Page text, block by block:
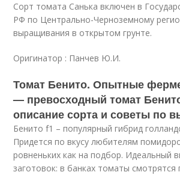
Сорт томата Санька включен в
РФ по Центрально-Черноземному
выращивания в открытом грунте.
Оригинатор : Панчев Ю.И.
Томат Бенито. Опытные
— превосходный томат
описание сорта и советы по
Бенито f1 – популярный гибрид
Придется по вкусу любителям
ровненьких как на подбор. Идеальный
заготовок: в банках томаты смотрятся